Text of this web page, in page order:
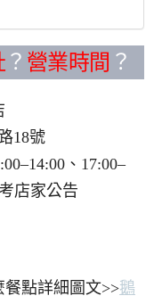
？ 營業時間 ？
18號
、17:00–
店家公告
餐點詳細圖文>>鵝